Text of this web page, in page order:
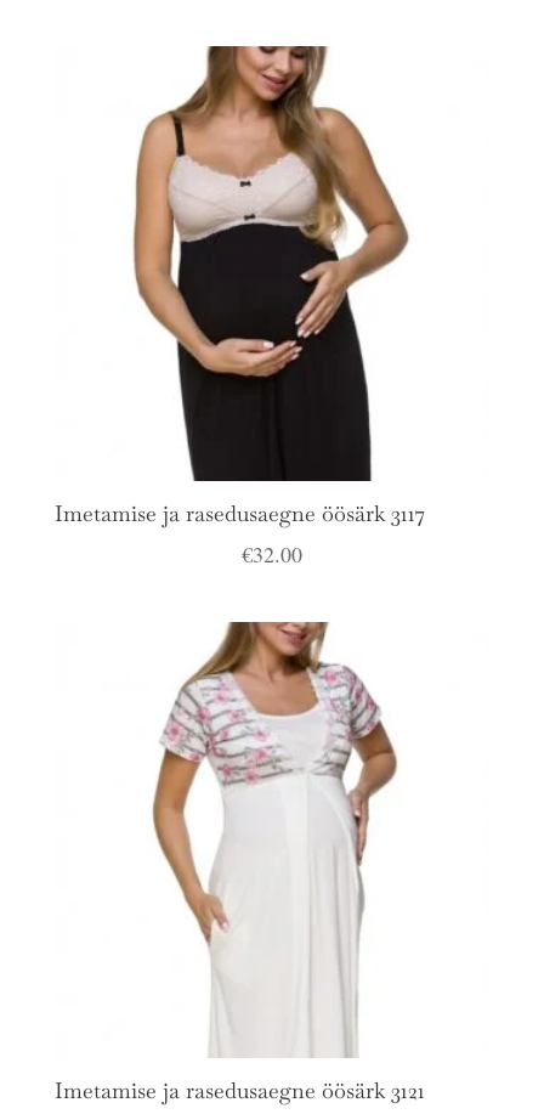
Imetamise ja rasedusaegne öösärk 3117
€32.00
Imetamise ja rasedusaegne öösärk 3121